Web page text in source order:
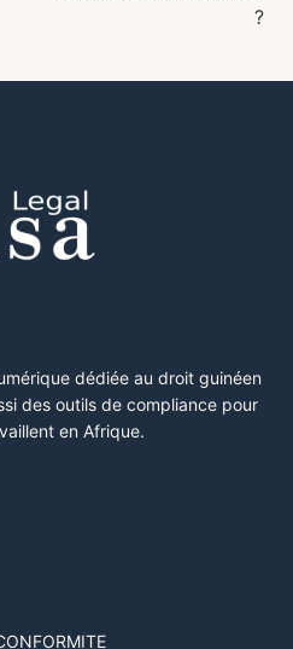
?
dédiée au droit guinéen
des outils de compliance pour
en Afrique.